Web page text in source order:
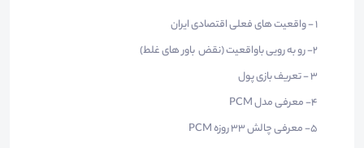
1 - واقعیت های فعلی اقتصادی ایران
2- رو به رویی باواقعیت (نقض باور های غلط)
3 - تعریف بازی پول
4- معرفی مدل PCM
5- معرفی چالش 33 روزه PCM